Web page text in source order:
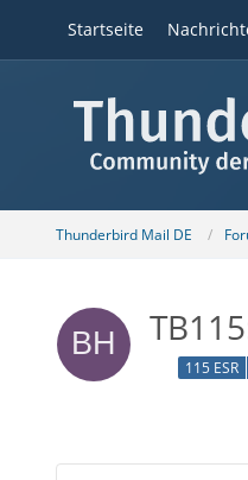
Startseite
Thunderbird Mail DE
115 ESR